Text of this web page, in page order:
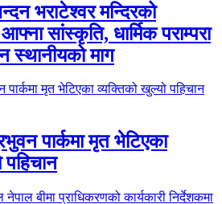
भराटेश्वर मन्दिरको
सांस्कृति, धार्मिक पराम्परा
स्थानीयको माग
पार्कमा मृत भेटिएका
पहिचान